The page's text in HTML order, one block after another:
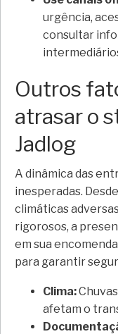
urgência,
consultar
Outros
atrasar o
Jadlog
A dinâmica das
inesperadas.
climáticas
rigorosos, a
em sua
para garantir
Clima:
afetam o